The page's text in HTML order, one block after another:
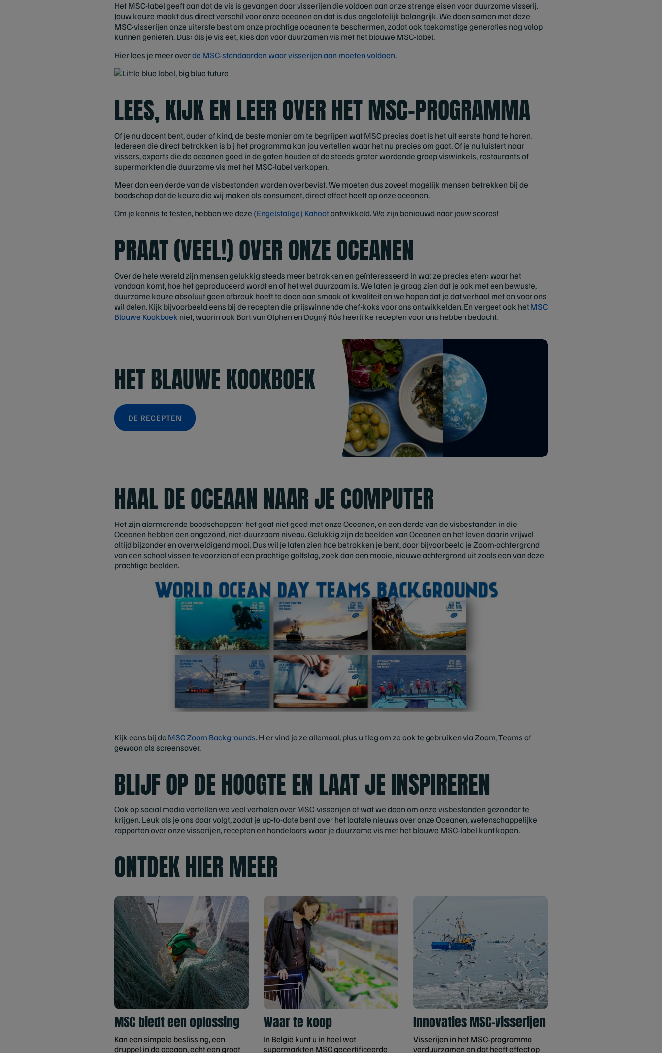
Het MSC-label geeft aan dat de vis is gevangen door visserijen die voldoen aan onze strenge eisen voor duurzame visserij.
Jouw keuze maakt dus direct verschil voor onze oceanen en dat is dus ongelofelijk belangrijk. We doen samen met deze
MSC-visserijen onze uiterste best om onze prachtige oceanen te beschermen, zodat ook toekomstige generaties nog volop
kunnen genieten. Dus: áls je vis eet, kies dan voor duurzamen vis met het blauwe MSC-label.
Hier lees je meer overde MSC-standaarden waar visserijen aan moeten voldoen.
LEES, KIJK EN LEER OVER HET MSC-PROGRAMMA
Of je nu docent bent, ouder of kind, de beste manier om te begrijpen wat MSC precies doet is het uit eerste hand te horen.
Iedereen die direct betrokken is bij het programma kan jou vertellen waar het nu precies om gaat. Of je nu luistert naar
vissers, experts die de oceanen goed in de gaten houden of de steeds groter wordende groep viswinkels, restaurants of
supermarkten die duurzame vis met het MSC-label verkopen.
Meer dan een derde van de visbestanden worden overbevist. We moeten dus zoveel mogelijk mensen betrekken bij de
boodschap dat de keuze die wij maken als consument, direct effect heeft op onze oceanen.
Om je kennis te testen, hebben we deze (Engelstalige) Kahootontwikkeld. We zijn benieuwd naar jouw scores!
PRAAT (VEEL!) OVER ONZE OCEANEN
Over de hele wereld zijn mensen gelukkig steeds meer betrokken en geïnteresseerd in wat ze precies eten: waar het
vandaan komt, hoe het geproduceerd wordt en of het wel duurzaam is. We laten je graag zien dat je ook met een bewuste,
duurzame keuze absoluut geen afbreuk hoeft te doen aan smaak of kwaliteit en we hopen dat je dat verhaal met en voor ons
wil delen. Kijk bijvoorbeeld eens bij de recepten die prijswinnende chef-koks voor ons ontwikkelden. En vergeet ook hetMSC
Blauwe Kookboek niet, waarin ook Bart van Olphen en Dagný Rós heerlijke recepten voor ons hebben bedacht.
HET BLAUWE KOOKBOEK
DE RECEPTEN
HAAL DE OCEAAN NAAR JE COMPUTER
Het zijn alarmerende boodschappen: het gaat niet goed met onze Oceanen, en een derde van de visbestanden in die
Oceanen hebben een ongezond, niet-duurzaam niveau. Gelukkig zijn de beelden van Oceanen en het leven daarin vrijwel
altijd bijzonder en overweldigend mooi. Dus wil je laten zien hoe betrokken je bent, door bijvoorbeeld je Zoom-achtergrond
van een school vissen te voorzien of een prachtige golfslag, zoek dan een mooie, nieuwe achtergrond uit zoals een van deze
prachtige beelden.
Kijk eens bij de MSC Zoom Backgrounds. Hier vind je ze allemaal, plus uitleg om ze ook te gebruiken via Zoom, Teams of
gewoon als screensaver.
BLIJF OP DE HOOGTE EN LAAT JE INSPIREREN
Ook op social media vertellen we veel verhalen over MSC-visserijen of wat we doen om onze visbestanden gezonder te
krijgen. Leuk als je ons daar volgt, zodat je up-to-date bent over het laatste nieuws over onze Oceanen, wetenschappelijke
rapporten over onze visserijen, recepten en handelaars waar je duurzame vis met het blauwe MSC-label kunt kopen.
ONTDEK HIER MEER
MSC biedt een oplossing
Kan een simpele beslissing, een
druppel in de oceaan, echt een groot
Waar te koop
In België kunt u in heel wat
supermarkten MSC gecertificeerde
Innovaties MSC-visserijen
Visserijen in het MSC-programma
verduurzamen en dat heeft effect op